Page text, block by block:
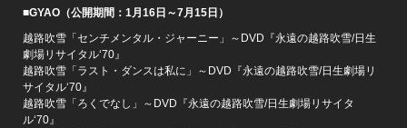
■GYAO（公開期間：1月16日～7月15日）
越路吹雪「センチメンタル・ジャーニー」～DVD『永遠の越路吹雪/日生
劇場リサイタル‘70』
越路吹雪「ラスト・ダンスは私に」～DVD『永遠の越路吹雪/日生劇場リ
サイタル‘70』
越路吹雪「ろくでなし」～DVD『永遠の越路吹雪/日生劇場リサイタ
ル‘70』